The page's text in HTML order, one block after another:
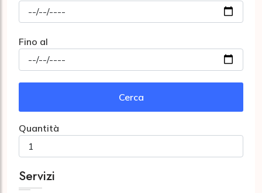
Fino al
Cerca
Quantità
Servizi